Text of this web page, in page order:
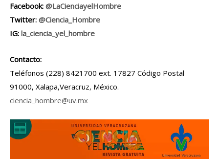
Facebook: @LaCienciayelHombre
Twitter: @Ciencia_Hombre
IG: la_ciencia_yel_hombre
Contacto:
Teléfonos (228) 8421700 ext. 17827 Código Postal
91000, Xalapa,Veracruz, México.
ciencia_hombre@uv.mx